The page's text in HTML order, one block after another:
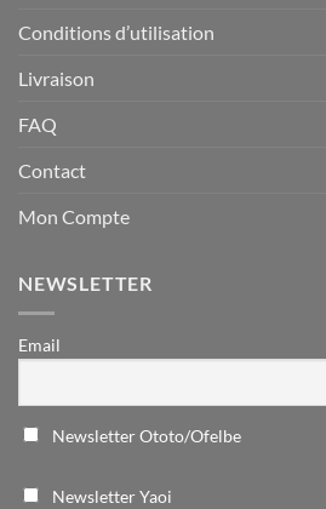
Conditions d’utilisation
Livraison
FAQ
Contact
Mon Compte
NEWSLETTER
Email
Newsletter Ototo/Ofelbe
Newsletter Yaoi